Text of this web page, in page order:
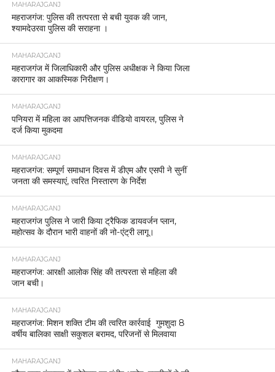
MAHARAJGANJ
महराजगंज: पुलिस की तत्परता से बची युवक की जान,
श्यामदेउरवा पुलिस की सराहना ।
MAHARAJGANJ
महराजगंज में जिलाधिकारी और पुलिस अधीक्षक ने किया जिला
कारागार का आकस्मिक निरीक्षण।
MAHARAJGANJ
पनियरा में महिला का आपत्तिजनक वीडियो वायरल, पुलिस ने
दर्ज किया मुकदमा
MAHARAJGANJ
महराजगंज: सम्पूर्ण समाधान दिवस में डीएम और एसपी ने सुनीं
जनता की समस्याएं, त्वरित निस्तारण के निर्देश
MAHARAJGANJ
महराजगंज पुलिस ने जारी किया ट्रैफिक डायवर्जन प्लान,
महोत्सव के दौरान भारी वाहनों की नो-एंट्री लागू।
MAHARAJGANJ
महराजगंज: आरक्षी आलोक सिंह की तत्परता से महिला की
जान बची।
MAHARAJGANJ
महराजगंज: मिशन शक्ति टीम की त्वरित कार्रवाई गुमशुदा 8
वर्षीय बालिका साक्षी सकुशल बरामद, परिजनों से मिलवाया
MAHARAJGANJ